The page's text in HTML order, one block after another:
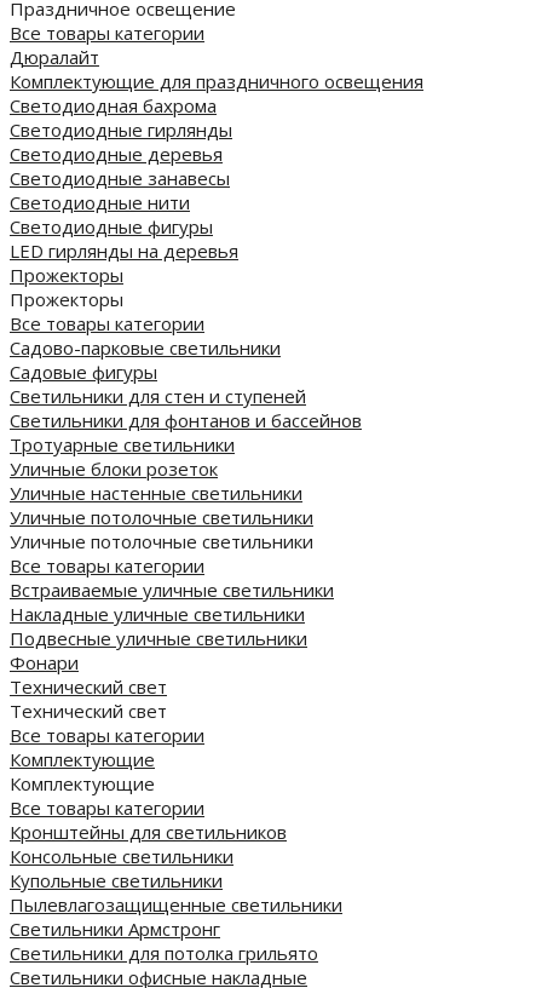
Праздничное освещение
Все товары категории
Дюралайт
Комплектующие для праздничного освещения
Светодиодная бахрома
Светодиодные гирлянды
Светодиодные деревья
Светодиодные занавесы
Светодиодные нити
Светодиодные фигуры
LED гирлянды на деревья
Прожекторы
Прожекторы
Все товары категории
Садово-парковые светильники
Садовые фигуры
Светильники для стен и ступеней
Светильники для фонтанов и бассейнов
Тротуарные светильники
Уличные блоки розеток
Уличные настенные светильники
Уличные потолочные светильники
Уличные потолочные светильники
Все товары категории
Встраиваемые уличные светильники
Накладные уличные светильники
Подвесные уличные светильники
Фонари
Технический свет
Технический свет
Все товары категории
Комплектующие
Комплектующие
Все товары категории
Кронштейны для светильников
Консольные светильники
Купольные светильники
Пылевлагозащищенные светильники
Светильники Армстронг
Светильники для потолка грильято
Светильники офисные накладные